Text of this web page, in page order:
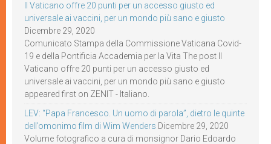
Il Vaticano offre 20 punti per un accesso giusto ed
universale ai vaccini, per un mondo più sano e giusto
Dicembre 29, 2020
Comunicato Stampa della Commissione Vaticana Covid-
19 e della Pontificia Accademia per la Vita The post Il
Vaticano offre 20 punti per un accesso giusto ed
universale ai vaccini, per un mondo più sano e giusto
appeared first on ZENIT - Italiano.
LEV: “Papa Francesco. Un uomo di parola”, dietro le quinte
dell’omonimo film di Wim Wenders Dicembre 29, 2020
Volume fotografico a cura di monsignor Dario Edoardo